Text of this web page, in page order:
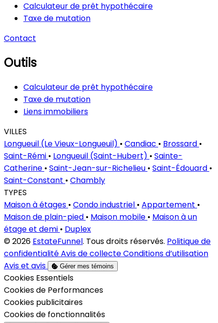
Calculateur de prêt hypothécaire
Taxe de mutation
Contact
Outils
Calculateur de prêt hypothécaire
Taxe de mutation
Liens immobiliers
VILLES
Longueuil (Le Vieux-Longueuil) • Candiac • Brossard •
Saint-Rémi • Longueuil (Saint-Hubert) • Sainte-
Catherine • Saint-Jean-sur-Richelieu • Saint-Édouard •
Saint-Constant • Chambly
TYPES
Maison à étages • Condo industriel • Appartement •
Maison de plain-pied • Maison mobile • Maison à un
étage et demi • Duplex
© 2026 EstateFunnel. Tous droits réservés. Politique de
confidentialitéAvis de collecteConditions d’utilisation
Avis et avis
Gérer mes témoins
Activer
Cookies Essentiels
Activer
Cookies de Performances
Activer
Cookies publicitaires
Activer
Cookies de fonctionnalités